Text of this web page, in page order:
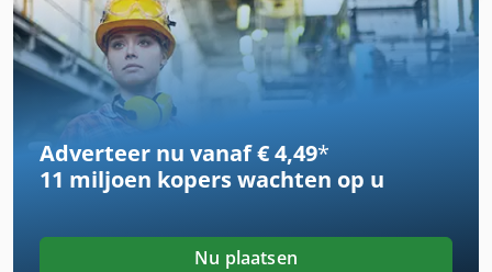
x 5 stuks snijmessen met zeef van 40 mm met besturing
L/B/H: 2,5 x 2,5 x 2,6 m Cedpfxszncaaj Ap Asha gewicht: ca.
4,5 ton
Adverteer nu vanaf € 4,49*
11 miljoen koperswachten op u
Nu plaatsen